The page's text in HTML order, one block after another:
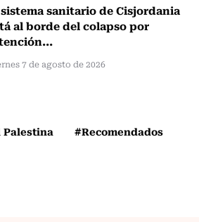
sanitario de Cisjordania
al borde del colapso por
7 de agosto de 2026
#Recomendados